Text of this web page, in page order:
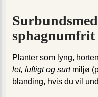
sphagnumfrit
Planter som lyng,
let, luftigt og surtmiljø
blanding, hvis du vil